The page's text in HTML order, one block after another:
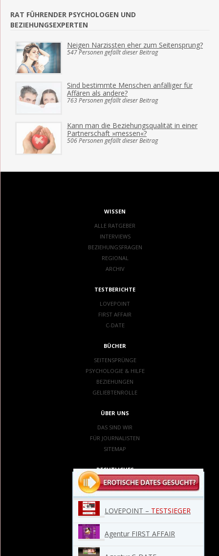
LOVEPOINT – TESTSIEGER
Agentur FIRST AFFAIR
RAT FÜHRENDER PSYCHOLOGEN UND
BEZIEHUNGSEXPERTEN
Neigen Narzissten eher zum Seitensprung?
547 Personen gefällt dieser Beitrag
Sind bestimmte Menschen anfälliger für
Affären als andere?
763 Personen gefällt dieser Beitrag
Kann man die Beziehungsqualität in einer
Partnerschaft »messen«?
506 Personen gefällt dieser Beitrag
WISSEN
ALLE RATGEBER
INTERVIEWS
BEZIEHUNGSFRAGEN
REGIONAL
ARCHIV
TESTBERICHTE
LOVEPOINT
FIRST AFFAIR
C-DATE
BÜCHER
SEITENSPRÜNGE
PSYCHOLOGIE & HILFE
BEZIEHUNGEN
GELIEBTENROLLE
ÜBER UNS
DAS SIND WIR
FÜR JOURNALISTEN
SITEMAP
RECHTLICHES
IMPRESSUM
DATENSCHUTZ